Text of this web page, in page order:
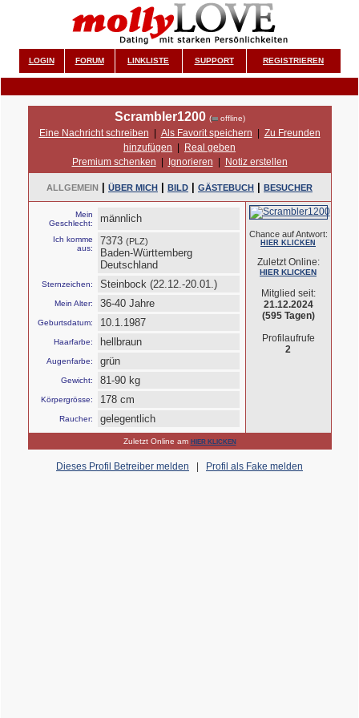
LOGIN FORUM LINKLISTE SUPPORT REGISTRIEREN
Scrambler1200 ( offline)
Eine Nachricht schreiben Als Favorit speichern
Zu Freunden
hinzufügen
Real geben
Premium schenken
Ignorieren Notiz erstellen
ALLGEMEIN ÜBER MICH BILD GÄSTEBUCH BESUCHER
Mein
Geschlecht:
männlich
Ich komme
aus:
7373 (PLZ)
Baden-Württemberg
Deutschland
Sternzeichen: Steinbock (22.12.-20.01.)
Mein Alter: 36-40 Jahre
Geburtsdatum: 10.1.1987
Haarfarbe: hellbraun
Augenfarbe: grün
Gewicht: 81-90 kg
Körpergrösse: 178 cm
Raucher: gelegentlich
Chance auf Antwort:
HIER KLICKEN
Zuletzt Online:
HIER KLICKEN
Mitglied seit:
21.12.2024
(595 Tagen)
Profilaufrufe
2
Zuletzt Online am HIER KLICKEN
Dieses Profil Betreiber melden Profil als Fake melden